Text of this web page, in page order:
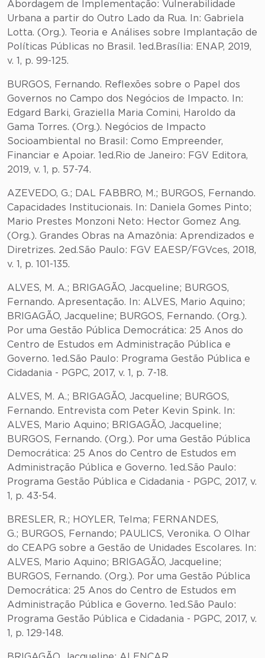
Abordagem de Implementação: Vulnerabilidade
Urbana a partir do Outro Lado da Rua. In: Gabriela
Lotta. (Org.). Teoria e Análises sobre Implantação de
Políticas Públicas no Brasil. 1ed.Brasília: ENAP, 2019,
v. 1, p. 99-125.
BURGOS, Fernando. Reflexões sobre o Papel dos
Governos no Campo dos Negócios de Impacto. In:
Edgard Barki, Graziella Maria Comini, Haroldo da
Gama Torres. (Org.). Negócios de Impacto
Socioambiental no Brasil: Como Empreender,
Financiar e Apoiar. 1ed.Rio de Janeiro: FGV Editora,
2019, v. 1, p. 57-74.
AZEVEDO, G.; DAL FABBRO, M.; BURGOS, Fernando.
Capacidades Institucionais. In: Daniela Gomes Pinto;
Mario Prestes Monzoni Neto: Hector Gomez Ang.
(Org.). Grandes Obras na Amazônia: Aprendizados e
Diretrizes. 2ed.São Paulo: FGV EAESP/FGVces, 2018,
v. 1, p. 101-135.
ALVES, M. A.; BRIGAGÃO, Jacqueline; BURGOS,
Fernando. Apresentação. In: ALVES, Mario Aquino;
BRIGAGÃO, Jacqueline; BURGOS, Fernando. (Org.).
Por uma Gestão Pública Democrática: 25 Anos do
Centro de Estudos em Administração Pública e
Governo. 1ed.São Paulo: Programa Gestão Pública e
Cidadania - PGPC, 2017, v. 1, p. 7-18.
ALVES, M. A.; BRIGAGÃO, Jacqueline; BURGOS,
Fernando. Entrevista com Peter Kevin Spink. In:
ALVES, Mario Aquino; BRIGAGÃO, Jacqueline;
BURGOS, Fernando. (Org.). Por uma Gestão Pública
Democrática: 25 Anos do Centro de Estudos em
Administração Pública e Governo. 1ed.São Paulo:
Programa Gestão Pública e Cidadania - PGPC, 2017, v.
1, p. 43-54.
BRESLER, R.; HOYLER, Telma; FERNANDES,
G.; BURGOS, Fernando; PAULICS, Veronika. O Olhar
do CEAPG sobre a Gestão de Unidades Escolares. In:
ALVES, Mario Aquino; BRIGAGÃO, Jacqueline;
BURGOS, Fernando. (Org.). Por uma Gestão Pública
Democrática: 25 Anos do Centro de Estudos em
Administração Pública e Governo. 1ed.São Paulo:
Programa Gestão Pública e Cidadania - PGPC, 2017, v.
1, p. 129-148.